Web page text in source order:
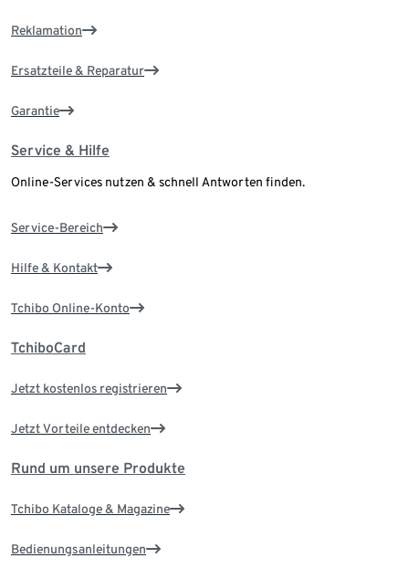
Reklamation
Ersatzteile & Reparatur
Garantie
Service & Hilfe
Online-Services nutzen & schnell Antworten finden.
Service-Bereich
Hilfe & Kontakt
Tchibo Online-Konto
TchiboCard
Jetzt kostenlos registrieren
Jetzt Vorteile entdecken
Rund um unsere Produkte
Tchibo Kataloge & Magazine
Bedienungsanleitungen